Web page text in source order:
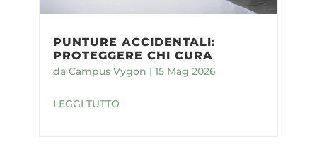
PUNTURE ACCIDENTALI:
PROTEGGERE CHI CURA
da Campus Vygon | 15 Mag 2026
LEGGI TUTTO